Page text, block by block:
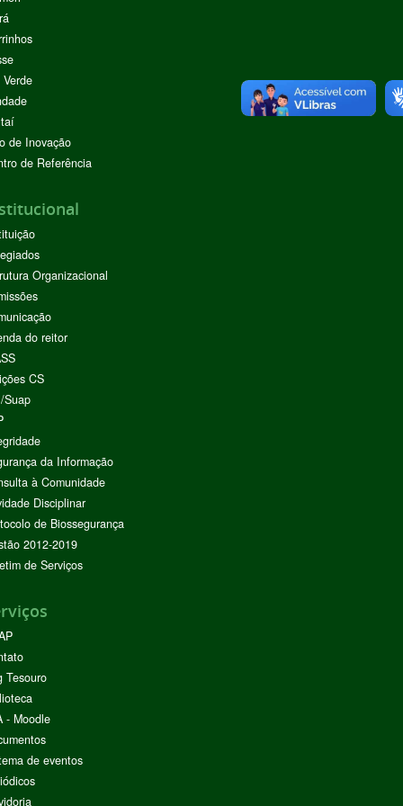
de Inovação
de Referência
Organizacional
do reitor
CS
Suap
da Informação
à Comunidade
Disciplinar
de Biossegurança
2012-2019
de Serviços
Tesouro
- Moodle
de eventos